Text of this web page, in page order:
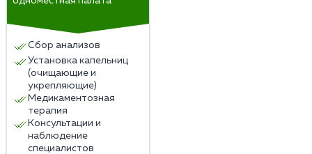
Сбор анализов
Установка капельниц
(очищающие и
укрепляющие)
Медикаментозная
терапия
Консультации и
наблюдение
специалистов